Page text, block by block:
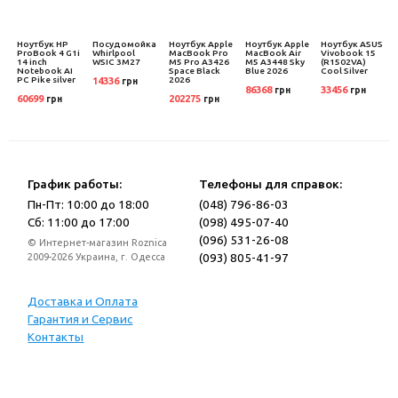
Ноутбук HP
ProBook 4 G1i
14 inch
Notebook AI
PC Pike silver
60699 грн
Посудомойка
Whirlpool
WSIC 3M27
14336 грн
Ноутбук Apple
MacBook Pro
M5 Pro A3426
Space Black
2026
202275 грн
Ноутбук Apple
MacBook Air
M5 A3448 Sky
Blue 2026
86368 грн
Ноутбук ASUS
Vivobook 15
(R1502VA)
Cool Silver
33456 грн
График работы:
Пн-Пт: 10:00 до 18:00
Сб: 11:00 до 17:00
© Интернет-магазин Roznica
2009-2026 Украина, г. Одесса
Телефоны для справок:
(048) 796-86-03
(098) 495-07-40
(096) 531-26-08
(093) 805-41-97
Доставка и Оплата
Гарантия и Сервис
Контакты